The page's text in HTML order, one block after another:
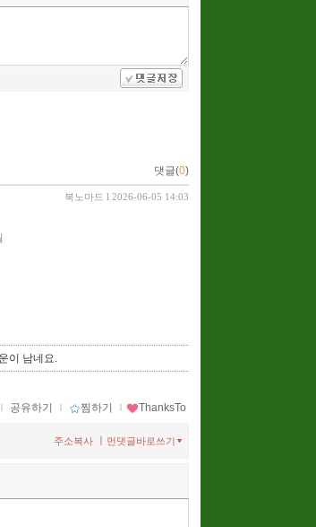
댓글(0)
북노마드 l 2026-06-05 14:03
이 남네요.
ｌ 공유하기 ｌ 찜하기 ｌ ThanksTo
먼댓글바로쓰기
주소복사